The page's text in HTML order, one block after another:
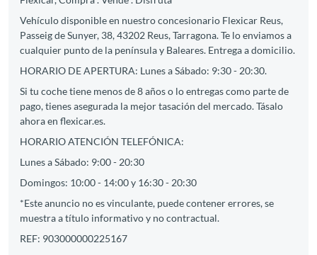
Vehículo disponible en nuestro concesionario Flexicar Reus,
Passeig de Sunyer, 38, 43202 Reus, Tarragona. Te lo enviamos a
cualquier punto de la península y Baleares. Entrega a domicilio.
HORARIO DE APERTURA: Lunes a Sábado: 9:30 - 20:30.
Si tu coche tiene menos de 8 años o lo entregas como parte de
pago, tienes asegurada la mejor tasación del mercado. Tásalo
ahora en flexicar.es.
HORARIO ATENCIÓN TELEFÓNICA:
Lunes a Sábado: 9:00 - 20:30
Domingos: 10:00 - 14:00 y 16:30 - 20:30
*Este anuncio no es vinculante, puede contener errores, se
muestra a título informativo y no contractual.
REF: 903000000225167